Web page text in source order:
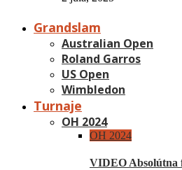
Grandslam
Australian Open
Roland Garros
US Open
Wimbledon
Turnaje
OH 2024
OH 2024
VIDEO Absolútna